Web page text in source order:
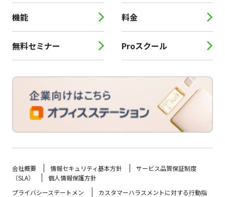
機能 料金
無料セミナー Proスクール
会社概要 情報セキュリティ基本方針
サービス品質保証制度
（SLA）
個人情報保護方針
プライバシーステートメン
カスタマーハラスメントに対する行動指